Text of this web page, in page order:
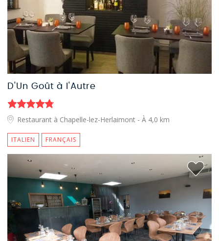
D'Un Goût à l'Autre
Restaurant à Chapelle-lez-Herlaimont - À 4,0 km
ITALIEN FRANÇAIS